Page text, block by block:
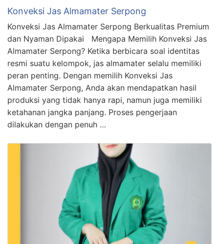
Konveksi Jas Almamater Serpong
Konveksi Jas Almamater Serpong Berkualitas Premium
dan Nyaman Dipakai Mengapa Memilih Konveksi Jas
Almamater Serpong? Ketika berbicara soal identitas
resmi suatu kelompok, jas almamater selalu memiliki
peran penting. Dengan memilih Konveksi Jas
Almamater Serpong, Anda akan mendapatkan hasil
produksi yang tidak hanya rapi, namun juga memiliki
ketahanan jangka panjang. Proses pengerjaan
dilakukan dengan penuh …